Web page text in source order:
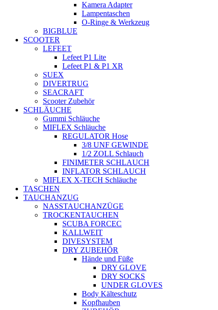
Kamera Adapter
Lampentaschen
O-Ringe & Werkzeug
BIGBLUE
SCOOTER
LEFEET
Lefeet P1 Lite
Lefeet P1 & P1 XR
SUEX
DIVERTRUG
SEACRAFT
Scooter Zubehör
SCHLÄUCHE
Gummi Schläuche
MIFLEX Schläuche
REGULATOR Hose
3/8 UNF GEWINDE
1/2 ZOLL Schlauch
FINIMETER SCHLAUCH
INFLATOR SCHLAUCH
MIFLEX X-TECH Schläuche
TASCHEN
TAUCHANZUG
NASSTAUCHANZÜGE
TROCKENTAUCHEN
SCUBA FORCEC
KALLWEIT
DIVESYSTEM
DRY ZUBEHÖR
Hände und Füße
DRY GLOVE
DRY SOCKS
UNDER GLOVES
Body Kälteschutz
Kopfhauben